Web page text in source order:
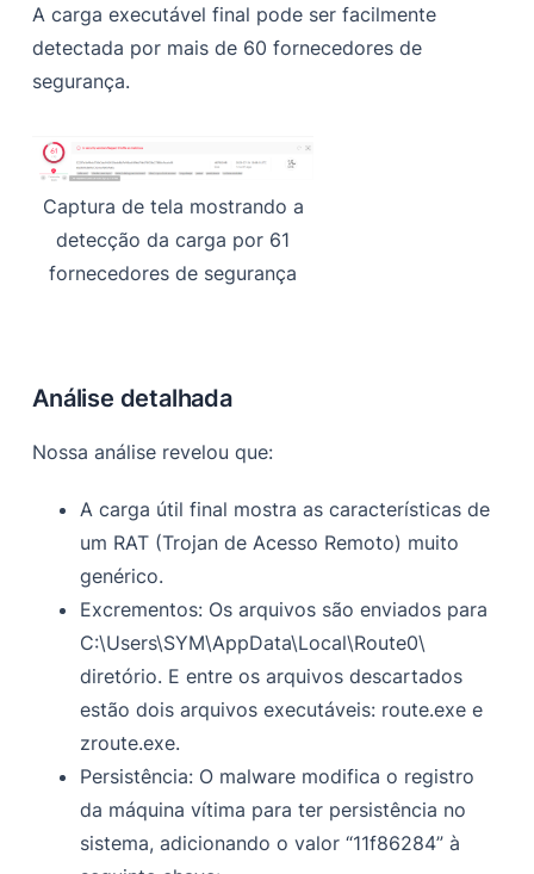
A carga executável final pode ser facilmente
detectada por mais de 60 fornecedores de
segurança.
Captura de tela mostrando a
detecção da carga por 61
fornecedores de segurança
Análise detalhada
Nossa análise revelou que:
A carga útil final mostra as características de
um RAT (Trojan de Acesso Remoto) muito
genérico.
Excrementos: Os arquivos são enviados para
C:\Users\SYM\AppData\Local\Route0\
diretório. E entre os arquivos descartados
estão dois arquivos executáveis: route.exe e
zroute.exe.
Persistência: O malware modifica o registro
da máquina vítima para ter persistência no
sistema, adicionando o valor “11f86284” à